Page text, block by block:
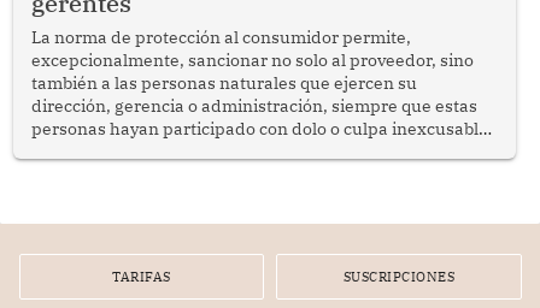
La norma de protección al consumidor permite,
excepcionalmente, sancionar no solo al proveedor, sino
también a las personas naturales que ejercen su
dirección, gerencia o administración, siempre que estas
personas hayan participado con dolo o culpa inexcusable
por la frustrada realización de un meet and greet con
TARIFAS SUSCRIPCIONES